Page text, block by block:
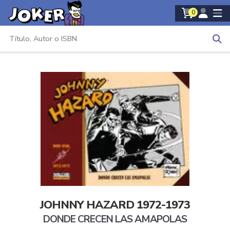
0
JOHNNY HAZARD 1972-1973
DONDE CRECEN LAS AMAPOLAS